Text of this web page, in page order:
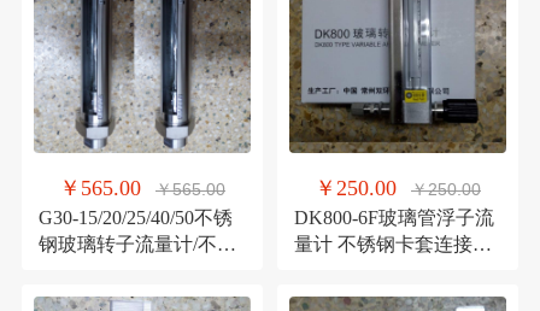
￥565.00 ￥565.00
G30-15/20/25/40/50不锈
钢玻璃转子流量计/不锈
￥250.00 ￥250.00
DK800-6F玻璃管浮子流
量计 不锈钢卡套连接耐